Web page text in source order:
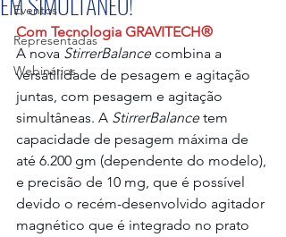
Eventos
Representadas
Webinários
Com Tecnologia GRAVITECH®
A nova StirrerBalance combina a
versatilidade de pesagem e agitação
juntas, com pesagem e agitação
simultâneas. A StirrerBalance tem
capacidade de pesagem máxima de
até 6.200 gm (dependente do modelo),
e precisão de 10 mg, que é possível
devido o recém-desenvolvido agitador
magnético que é integrado no prato